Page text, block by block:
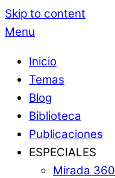
Skip to content
Menu
Inicio
Temas
Blog
Biblioteca
Publicaciones
ESPECIALES
Mirada 360